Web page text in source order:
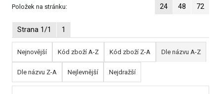
Položek na stránku: 24 48 72
Strana 1/1 1
Nejnovější Kód zboží A-Z Kód zboží Z-A Dle názvu A-Z
Dle názvu Z-A Nejlevnější Nejdražší